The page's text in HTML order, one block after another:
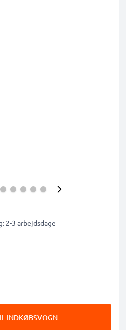
2-3 arbejdsdage
INDKØBSVOGN